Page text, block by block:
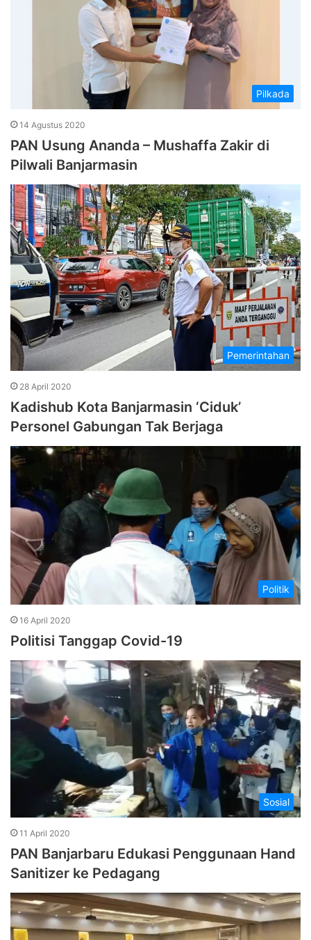
Pilkada
14 Agustus 2020
PAN Usung Ananda – Mushaffa Zakir di
Pilwali Banjarmasin
Pemerintahan
28 April 2020
Kadishub Kota Banjarmasin ‘Ciduk’
Personel Gabungan Tak Berjaga
Politik
16 April 2020
Politisi Tanggap Covid-19
Sosial
11 April 2020
PAN Banjarbaru Edukasi Penggunaan Hand
Sanitizer ke Pedagang